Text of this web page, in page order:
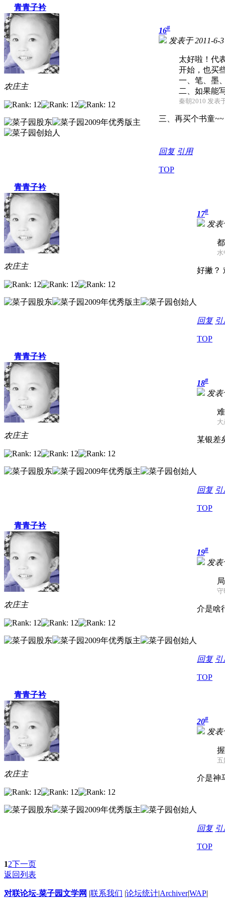
青青子衿
农庄主
16#
发表于 2011-6-
太好啦！代
开始，也买
一、笔、墨
二、如果能
秦朝2010 发表
三、再买个书童~~
回复 引用
TOP
青青子衿
农庄主
17#
发表
水
好撇？
回复
TOP
青青子衿
农庄主
18#
发表
大
某银差
回复
TOP
青青子衿
农庄主
19#
发表
守
介是啥
回复
TOP
青青子衿
农庄主
20#
发表
五
介是神
回复
TOP
12下一页
返回列表
对联论坛-菜子园文学网 |联系我们 |论坛统计|Archiver|WAP|